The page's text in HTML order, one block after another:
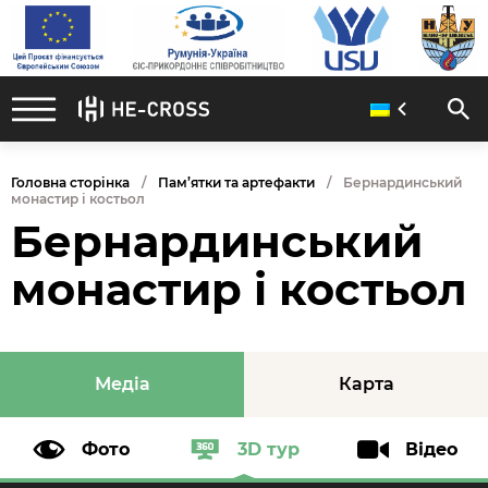
Головна сторінка Пам’ятки та артефакти
Бернардинський
монастир і костьол
Бернардинський
монастир і костьол
Медіа Карта
Фото 3D тур Відео